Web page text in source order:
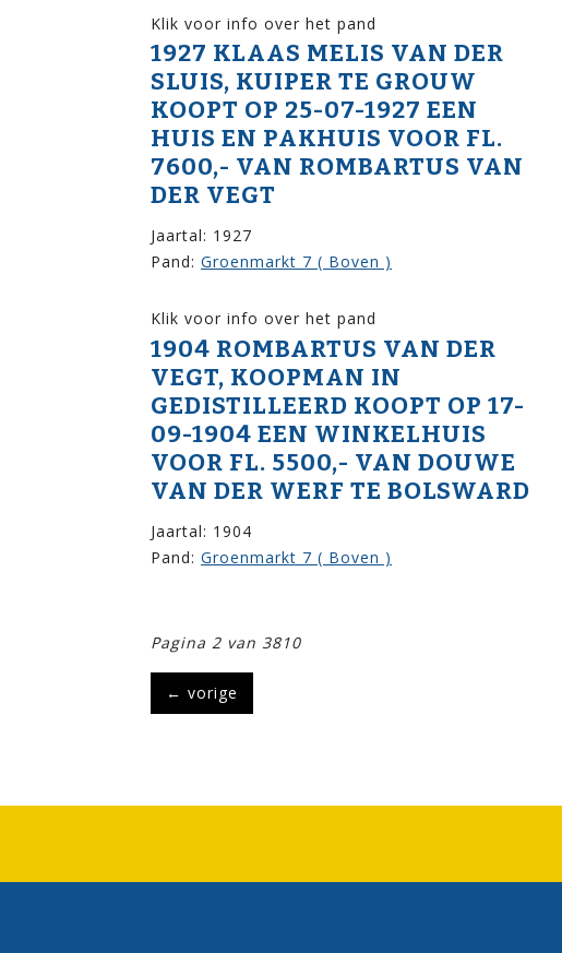
Klik voor info over het pand
1927 KLAAS MELIS VAN DER
SLUIS, KUIPER TE GROUW
KOOPT OP 25-07-1927 EEN
HUIS EN PAKHUIS VOOR FL.
7600,- VAN ROMBARTUS VAN
DER VEGT
Jaartal: 1927
Pand: Groenmarkt 7 ( Boven )
Klik voor info over het pand
1904 ROMBARTUS VAN DER
VEGT, KOOPMAN IN
GEDISTILLEERD KOOPT OP 17-
09-1904 EEN WINKELHUIS
VOOR FL. 5500,- VAN DOUWE
VAN DER WERF TE BOLSWARD
Jaartal: 1904
Pand: Groenmarkt 7 ( Boven )
Pagina 2 van 3810
← vorige